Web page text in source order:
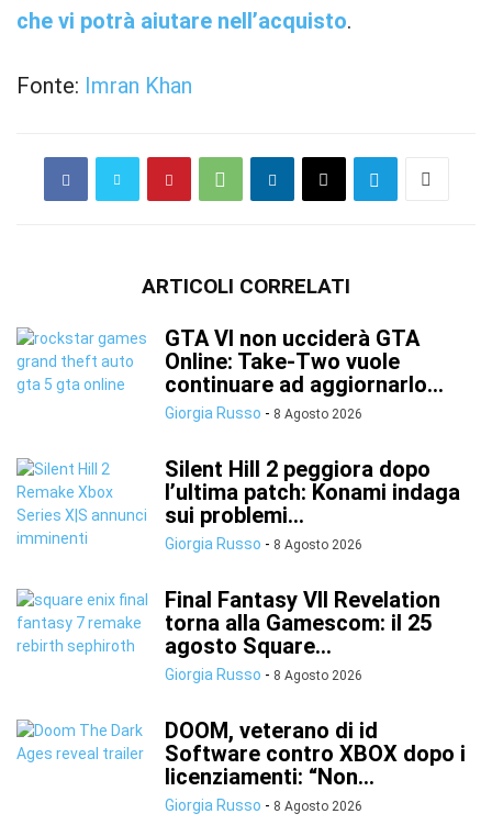
che vi potrà aiutare nell’acquisto.
Fonte: Imran Khan
ARTICOLI CORRELATI
GTA VI non ucciderà GTA
Online: Take-Two vuole
continuare ad aggiornarlo...
Giorgia Russo - 8 Agosto 2026
Silent Hill 2 peggiora dopo
l’ultima patch: Konami indaga
sui problemi...
Giorgia Russo - 8 Agosto 2026
Final Fantasy VII Revelation
torna alla Gamescom: il 25
agosto Square...
Giorgia Russo - 8 Agosto 2026
DOOM, veterano di id
Software contro XBOX dopo i
licenziamenti: “Non...
Giorgia Russo - 8 Agosto 2026